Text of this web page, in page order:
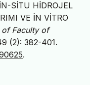
SİTU HİDROJEL
VE İN VİTRO
of Faculty of
(2): 382-401.
.